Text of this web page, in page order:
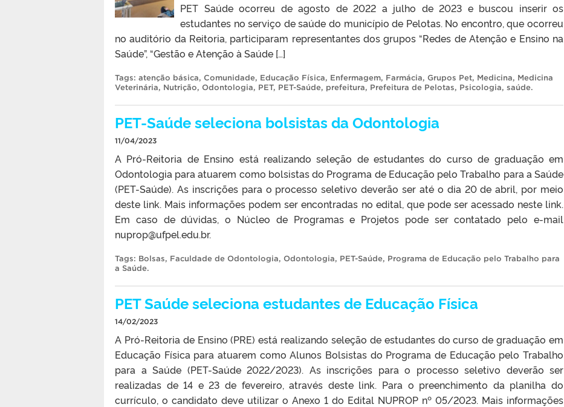
PET Saúde ocorreu de agosto de 2022 a julho de 2023 e buscou inserir os
estudantes no serviço de saúde do município de Pelotas. No encontro, que ocorreu
no auditório da Reitoria, participaram representantes dos grupos “Redes de Atenção e Ensino na
Saúde”, “Gestão e Atenção à Saúde […]
Tags: atenção básica, Comunidade, Educação Física, Enfermagem, Farmácia, Grupos Pet, Medicina, Medicina
Veterinária, Nutrição, Odontologia, PET, PET-Saúde, prefeitura, Prefeitura de Pelotas, Psicologia, saúde.
PET-Saúde seleciona bolsistas da Odontologia
11/04/2023
A Pró-Reitoria de Ensino está realizando seleção de estudantes do curso de graduação em
Odontologia para atuarem como bolsistas do Programa de Educação pelo Trabalho para a Saúde
(PET-Saúde). As inscrições para o processo seletivo deverão ser até o dia 20 de abril, por meio
deste link. Mais informações podem ser encontradas no edital, que pode ser acessado neste link.
Em caso de dúvidas, o Núcleo de Programas e Projetos pode ser contatado pelo e-mail
nuprop@ufpel.edu.br.
Tags: Bolsas, Faculdade de Odontologia, Odontologia, PET-Saúde, Programa de Educação pelo Trabalho para
a Saúde.
PET Saúde seleciona estudantes de Educação Física
14/02/2023
A Pró-Reitoria de Ensino (PRE) está realizando seleção de estudantes do curso de graduação em
Educação Física para atuarem como Alunos Bolsistas do Programa de Educação pelo Trabalho
para a Saúde (PET-Saúde 2022/2023). As inscrições para o processo seletivo deverão ser
realizadas de 14 e 23 de fevereiro, através deste link. Para o preenchimento da planilha do
currículo, o candidato deve utilizar o Anexo 1 do Edital NUPROP nº 05/2023. Mais informações